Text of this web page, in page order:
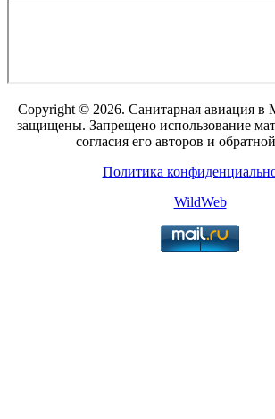
Copyright © 2026. Санитарная авиация в
защищены. Запрещено использование
согласия его авторов и
Политика
WildWeb